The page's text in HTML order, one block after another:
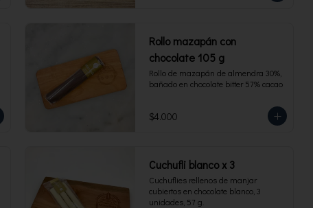
Rollo mazapán con
chocolate 105 g
Rollo de mazapán de almendra 30%,
bañado en chocolate bitter 57% cacao
$4.000
Cuchufli blanco x 3
Cuchuflies rellenos de manjar
cubiertos en chocolate blanco, 3
unidades, 57 g.